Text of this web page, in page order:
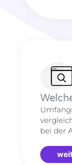
bei der